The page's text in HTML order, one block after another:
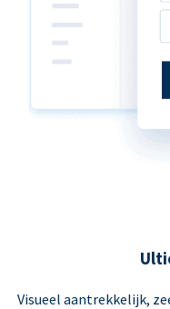
Visueel aantrekkelijk,